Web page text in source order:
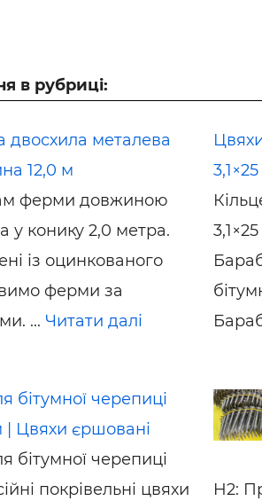
в рубриці:
двосхила металева
12,0 м
ферми довжиною
у конику 2,0 метра.
із оцинкованого
ферми за
... Читати далі
бітумної черепиці
| Цвяхи єршовані
бітумної черепиці
покрівельні цвяхи
H2: